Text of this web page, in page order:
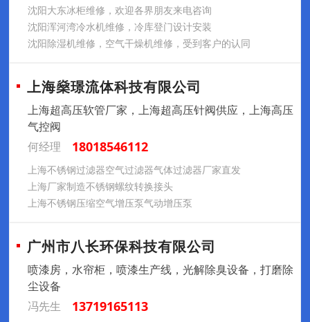
沈阳大东冰柜维修，欢迎各界朋友来电咨询
沈阳浑河湾冷水机维修，冷库登门设计安装
沈阳除湿机维修，空气干燥机维修，受到客户的认同
上海燊璟流体科技有限公司
上海超高压软管厂家，上海超高压针阀供应，上海高压
气控阀
何经理
18018546112
上海不锈钢过滤器空气过滤器气体过滤器厂家直发
上海厂家制造不锈钢螺纹转换接头
上海不锈钢压缩空气增压泵气动增压泵
广州市八长环保科技有限公司
喷漆房，水帘柜，喷漆生产线，光解除臭设备，打磨除
尘设备
冯先生
13719165113